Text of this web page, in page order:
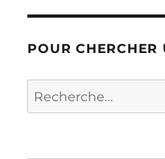
POUR CHERCHER
Recherche
pour :